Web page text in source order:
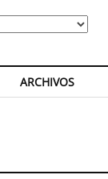
ARCHIVOS